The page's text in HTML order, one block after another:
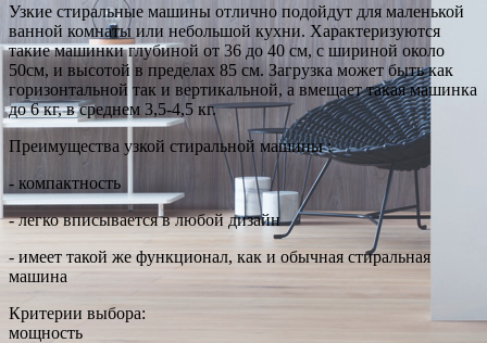
Узкие стиральные машины отлично подойдут для маленькой
ванной комнаты или небольшой кухни. Характеризуются
такие машинки глубиной от 36 до 40 см, с шириной около
50см, и высотой в пределах 85 см. Загрузка может быть как
горизонтальной так и вертикальной, а вмещает такая машинка
до 6 кг, в среднем 3,5-4,5 кг.
Преимущества узкой стиральной машины :
- компактность
- легко вписывается в любой дизайн
- имеет такой же функционал, как и обычная стиральная
машина
Критерии выбора:
мощность